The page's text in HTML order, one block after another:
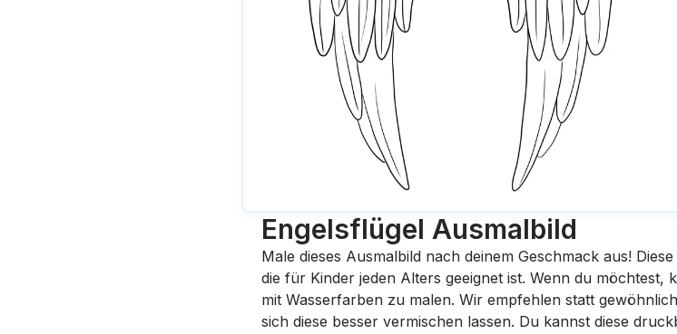
Engelsflügel Ausmalbild
Male dieses Ausmalbild nach deinem Geschmack aus!
die für Kinder jeden Alters geeignet ist. Wenn du möchtest,
mit Wasserfarben zu malen. Wir empfehlen statt
sich diese besser vermischen lassen. Du kannst diese